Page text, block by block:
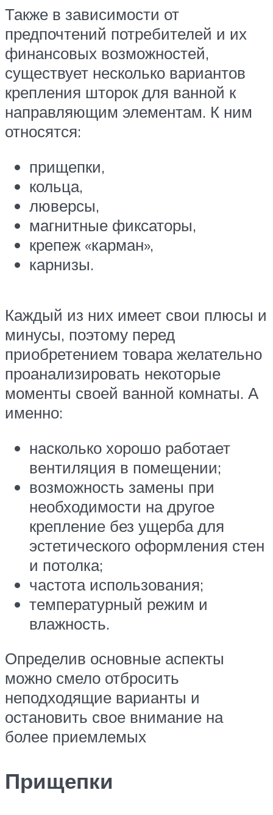
Также в зависимости от
предпочтений потребителей и их
финансовых возможностей,
существует несколько вариантов
крепления шторок для ванной к
направляющим элементам. К ним
относятся:
прищепки,
кольца,
люверсы,
магнитные фиксаторы,
крепеж «карман»,
карнизы.
Каждый из них имеет свои плюсы и
минусы, поэтому перед
приобретением товара желательно
проанализировать некоторые
моменты своей ванной комнаты. А
именно:
насколько хорошо работает
вентиляция в помещении;
возможность замены при
необходимости на другое
крепление без ущерба для
эстетического оформления стен
и потолка;
частота использования;
температурный режим и
влажность.
Определив основные аспекты
можно смело отбросить
неподходящие варианты и
остановить свое внимание на
более приемлемых
Прищепки